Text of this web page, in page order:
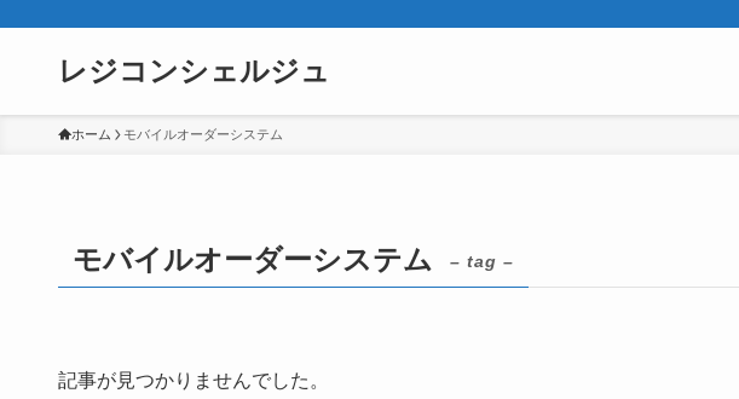
レジコンシェルジュ
ホーム モバイルオーダーシステム
モバイルオーダーシステム – tag –
記事が見つかりませんでした。